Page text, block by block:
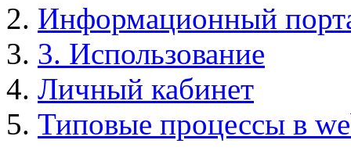
Информационный
3. Использование
Личный кабинет
Типовые процессы в